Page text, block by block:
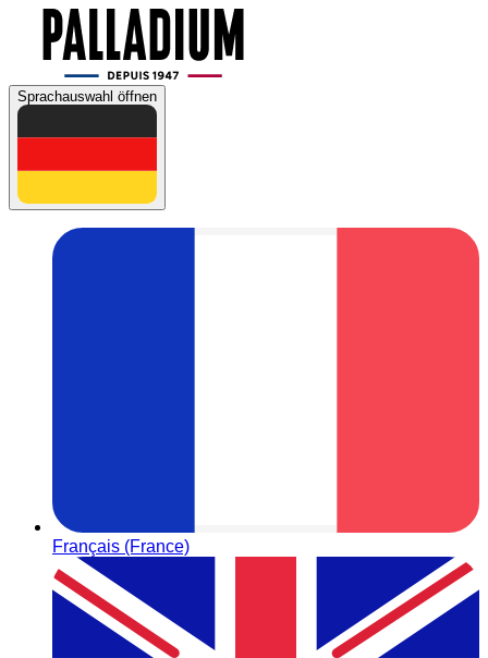
Sprachauswahl öffnen
Français (France)